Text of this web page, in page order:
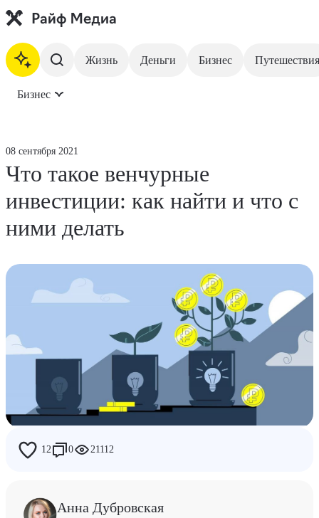
Жизнь Деньги Бизнес Путешествия
Бизнес
Деньги
Бизнес
Недвижимость
Дети
Работа
Райф
Люди Райфа
08 сентября 2021
Что такое венчурные
инвестиции: как найти и что с
ними делать
12 0 21112
Анна Дубровская